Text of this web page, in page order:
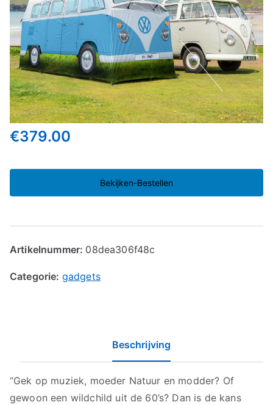
€379.00
Bekijken-Bestellen
Artikelnummer: 08dea306f48c
Categorie: gadgets
Beschrijving
“Gek op muziek, moeder Natuur en modder? Of
gewoon een wildchild uit de 60’s? Dan is de kans